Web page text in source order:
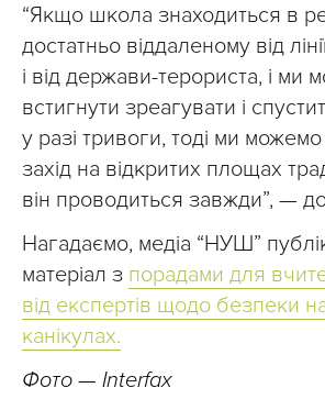
“Якщо школа знаходиться в
достатньо віддаленому від
і від держави-терориста, і ми
встигнути зреагувати і
у разі тривоги, тоді ми
захід на відкритих площах
він проводиться завжди”, —
Нагадаємо, медіа “НУШ”
матеріал з порадами для
від експертів щодо безпеки на
канікулах.
Фото — Interfax